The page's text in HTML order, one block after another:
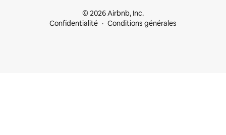
© 2026 Airbnb, Inc.
Confidentialité
Conditions générales